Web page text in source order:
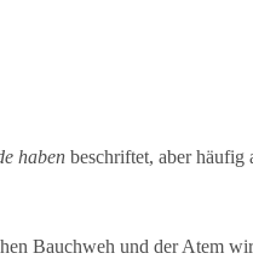
haben beschriftet, aber häufig
Bauchweh und der Atem